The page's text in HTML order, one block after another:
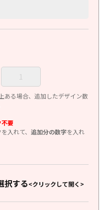
ある場合、追加したデザイン数
不要
入れて、 追加分の数字を入れ
択する<クリックして開く>